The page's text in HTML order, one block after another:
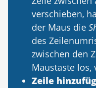
verschieben,
der Maus die
des
zwischen den
Maustaste los,
Zeile